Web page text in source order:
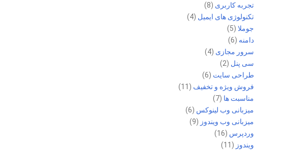
تجربه کاربری (8)
تکنولوژی های ایمیل (4)
جوملا (5)
دامنه (6)
سرور مجازی (4)
سی پنل (2)
طراحی سایت (6)
فروش ویژه و تخفیف (11)
مناسبت ها (7)
میزبانی وب لینوکس (6)
میزبانی وب ویندوز (9)
وردپرس (16)
ویندوز (11)